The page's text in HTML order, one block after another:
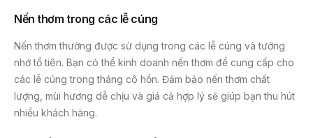
Nến thơm trong các lễ cúng
Nến thơm thường được sử dụng trong các lễ cúng và tưởng
nhớ tổ tiên. Bạn có thể kinh doanh nến thơm để cung cấp cho
các lễ cúng trong tháng cô hồn. Đảm bảo nến thơm chất
lượng, mùi hương dễ chịu và giá cả hợp lý sẽ giúp bạn thu hút
nhiều khách hàng.